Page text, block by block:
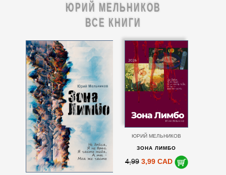
ЮРИЙ МЕЛЬНИКОВ
ВСЕ КНИГИ
ЮРИЙ МЕЛЬНИКОВ
ЗОНА ЛИМБО
4,99 3,99 CAD